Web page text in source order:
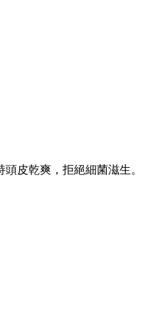
皮乾爽，拒絕細菌滋生。